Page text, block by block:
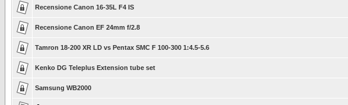
Recensione Canon 16-35L F4 IS
Recensione Canon EF 24mm f/2.8
Tamron 18-200 XR LD vs Pentax SMC F 100-300 1:4.5-5.6
Kenko DG Teleplus Extension tube set
Samsung WB2000